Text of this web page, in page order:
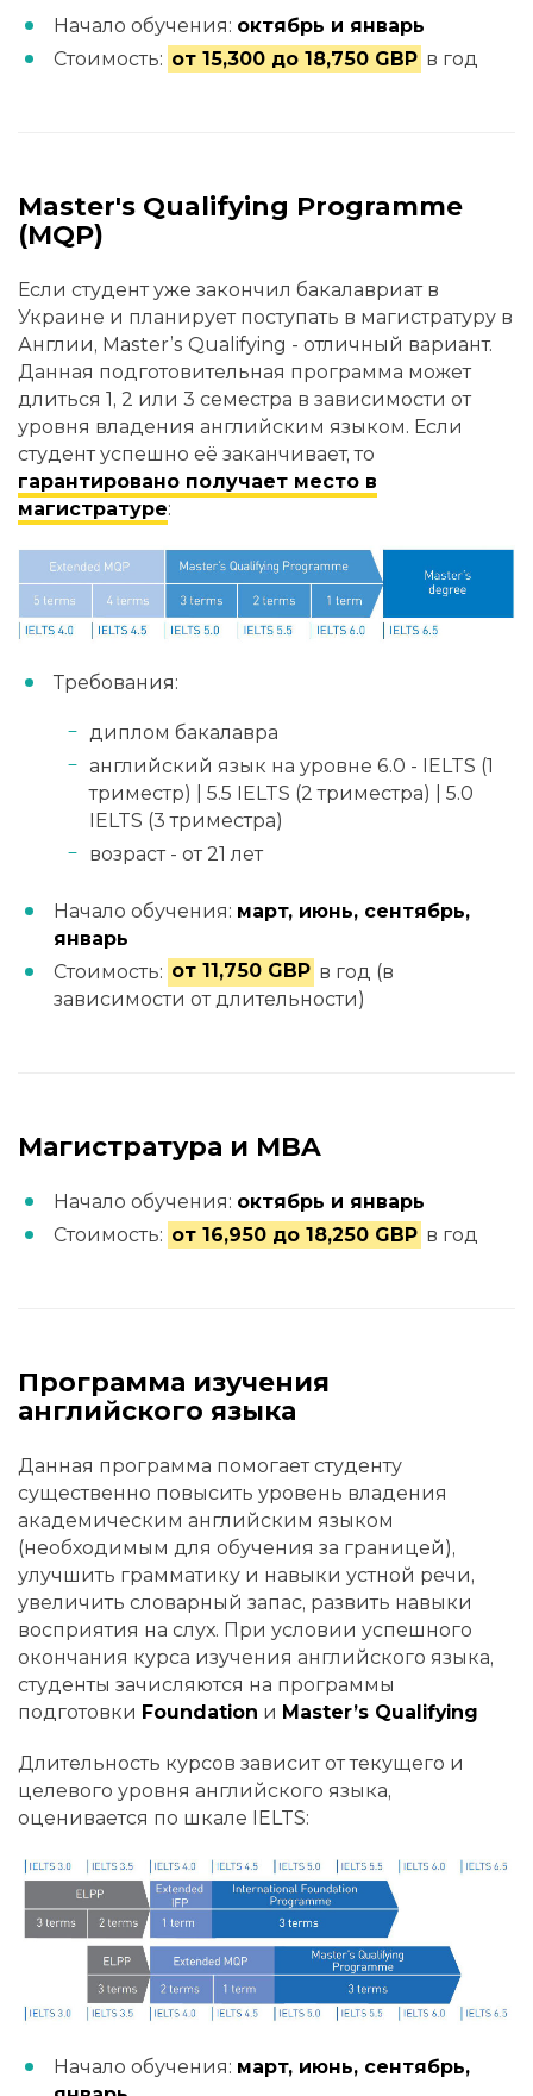
Начало обучения: октябрь и январь
Стоимость: от 15,300 до 18,750 GBP в год
Master's Qualifying Programme
(MQP)
Если студент уже закончил бакалавриат в
Украине и планирует поступать в магистратуру в
Англии, Master’s Qualifying - отличный вариант.
Данная подготовительная программа может
длиться 1, 2 или 3 семестра в зависимости от
уровня владения английским языком. Если
студент успешно её заканчивает, то
гарантировано получает место в
магистратуре:
Требования:
диплом бакалавра
английский язык на уровне 6.0 - IELTS (1
триместр) | 5.5 IELTS (2 триместра) | 5.0
IELTS (3 триместра)
возраст - от 21 лет
Начало обучения: март, июнь, сентябрь,
январь
Стоимость: от 11,750 GBP в год (в
зависимости от длительности)
Магистратура и MBA
Начало обучения: октябрь и январь
Стоимость: от 16,950 до 18,250 GBP в год
Программа изучения
английского языка
Данная программа помогает студенту
существенно повысить уровень владения
академическим английским языком
(необходимым для обучения за границей),
улучшить грамматику и навыки устной речи,
увеличить словарный запас, развить навыки
восприятия на слух. При условии успешного
окончания курса изучения английского языка,
студенты зачисляются на программы
подготовки Foundation и Master’s Qualifying
Длительность курсов зависит от текущего и
целевого уровня английского языка,
оценивается по шкале IELTS:
Начало обучения: март, июнь, сентябрь,